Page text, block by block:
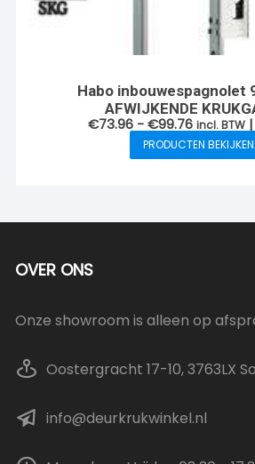
Habo inbouwespagnolet
AFWIJKENDE
€73.96 - €99.76
€73.96
tot
€99.76
incl. BTW
PRODUCTEN BEKIJKEN
OVER ONS
Onze showroom is alleen op
Oostergracht 17-10, 3763LX
info@deurkrukwinkel.nl